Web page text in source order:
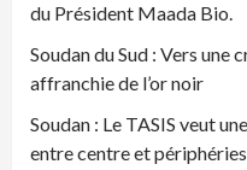
du Président Maada Bio.
Soudan du Sud : Vers une
affranchie de l’or noir
Soudan : Le TASIS veut
entre centre et périphéries